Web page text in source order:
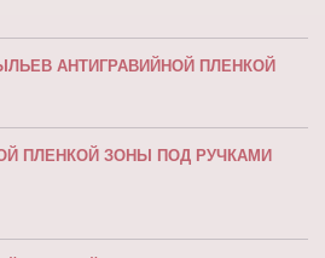
АНТИГРАВИЙНОЙ ПЛЕНКОЙ
ПЛЕНКОЙ ЗОНЫ ПОД РУЧКАМИ